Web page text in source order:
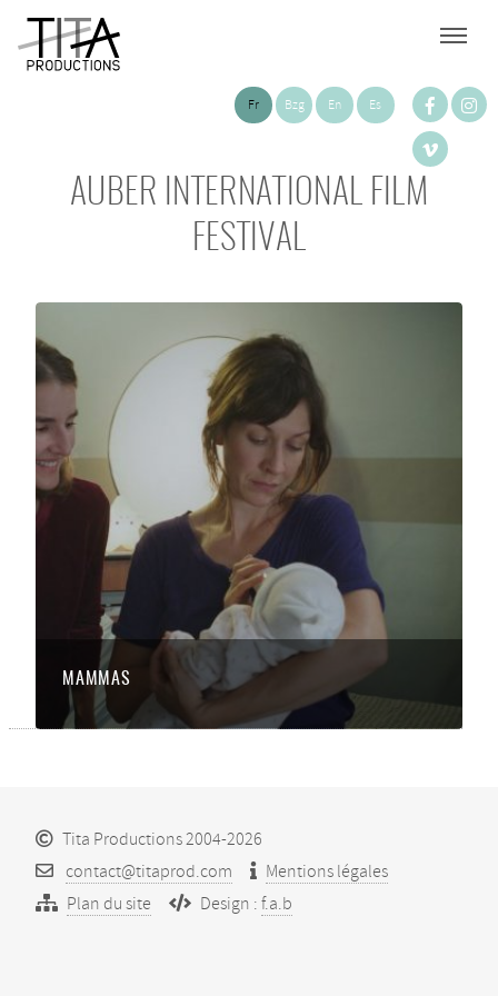
Fr Bzg En Es
AUBER INTERNATIONAL FILM
FESTIVAL
MAMMAS
Tita Productions 2004-2026
contact@titaprod.com
Mentions légales
Plan du site
Design : f.a.b